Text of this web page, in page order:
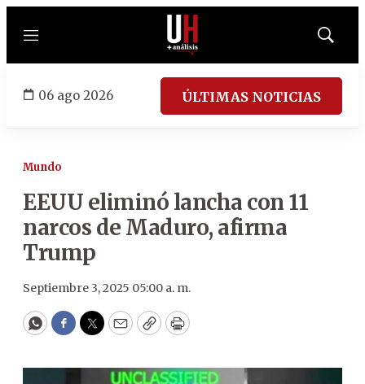
Menú
Mostrar
06 ago 2026 ÚLTIMAS NOTICIAS
Mundo
EEUU eliminó lancha con 11
narcos de Maduro, afirma
Trump
Septiembre 3, 2025 05:00 a. m.
WhatsApp
Facebook
Twitter
EmailCopyPrint